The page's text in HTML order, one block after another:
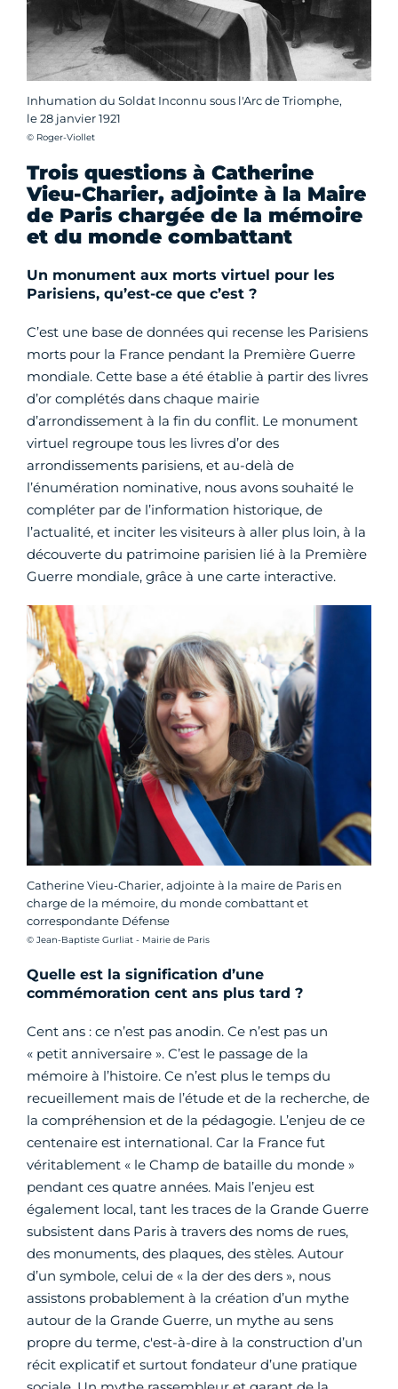
Inhumation du Soldat Inconnu sous l'Arc de Triomphe,
le 28 janvier 1921
Crédit photo :
© Roger-Viollet
Trois questions à Catherine
Vieu-Charier, adjointe à la Maire
de Paris chargée de la mémoire
et du monde combattant
Un monument aux morts virtuel pour les
Parisiens, qu’est-ce que c’est ?
C’est une base de données qui recense les Parisiens
morts pour la France pendant la Première Guerre
mondiale. Cette base a été établie à partir des livres
d’or complétés dans chaque mairie
d’arrondissement à la fin du conflit. Le monument
virtuel regroupe tous les livres d’or des
arrondissements parisiens, et au-delà de
l’énumération nominative, nous avons souhaité le
compléter par de l’information historique, de
l’actualité, et inciter les visiteurs à aller plus loin, à la
découverte du patrimoine parisien lié à la Première
Guerre mondiale, grâce à une carte interactive.
Catherine Vieu-Charier, adjointe à la maire de Paris en
charge de la mémoire, du monde combattant et
correspondante Défense
Crédit photo :
© Jean-Baptiste Gurliat - Mairie de Paris
Quelle est la signification d’une
commémoration cent ans plus tard ?
Cent ans : ce n’est pas anodin. Ce n’est pas un
« petit anniversaire ». C’est le passage de la
mémoire à l’histoire. Ce n’est plus le temps du
recueillement mais de l’étude et de la recherche, de
la compréhension et de la pédagogie. L’enjeu de ce
centenaire est international. Car la France fut
véritablement « le Champ de bataille du monde »
pendant ces quatre années. Mais l’enjeu est
également local, tant les traces de la Grande Guerre
subsistent dans Paris à travers des noms de rues,
des monuments, des plaques, des stèles. Autour
d’un symbole, celui de « la der des ders », nous
assistons probablement à la création d’un mythe
autour de la Grande Guerre, un mythe au sens
propre du terme, c'est-à-dire à la construction d’un
récit explicatif et surtout fondateur d’une pratique